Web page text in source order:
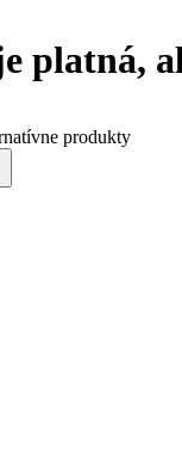
platná,
produkty